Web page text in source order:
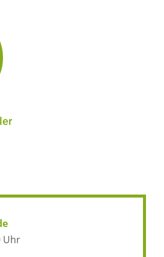
Uhr